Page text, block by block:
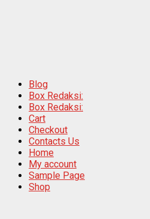
Blog
Box Redaksi:
Box Redaksi:
Cart
Checkout
Contacts Us
Home
My account
Sample Page
Shop